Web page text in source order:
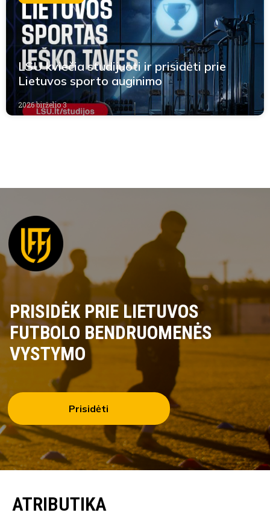
LSU kviečia studijuoti ir prisidėti prie
Lietuvos sporto auginimo
2026 birželio 3
PRISIDĖK PRIE LIETUVOS
FUTBOLO BENDRUOMENĖS
VYSTYMO
Prisidėti
ATRIBUTIKA